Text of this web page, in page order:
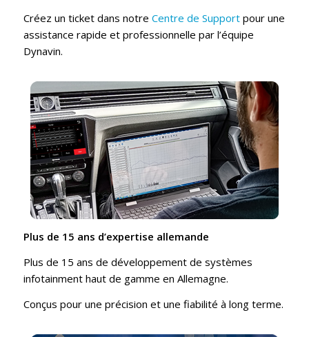
Créez un ticket dans notre Centre de Supportpour une
assistance rapide et professionnelle par l’équipe
Dynavin.
Plus de 15 ans d’expertise allemande
Plus de 15 ans de développement de systèmes
infotainment haut de gamme en Allemagne.
Conçus pour une précision et une fiabilité à long terme.